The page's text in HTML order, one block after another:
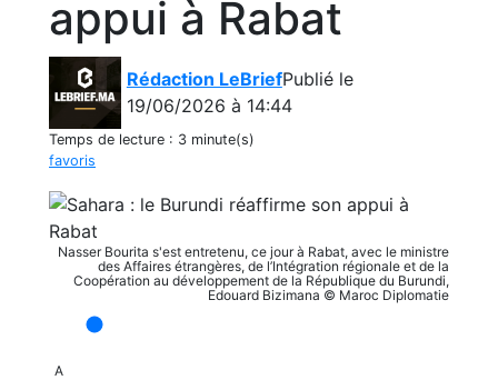
appui à Rabat
Rédaction LeBriefPublié le
19/06/2026 à 14:44
Temps de lecture : 3 minute(s)
favoris
Nasser Bourita s'est entretenu, ce jour à Rabat, avec le ministre
des Affaires étrangères, de l’Intégration régionale et de la
Coopération au développement de la République du Burundi,
Edouard Bizimana © Maroc Diplomatie
A